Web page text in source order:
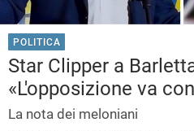
POLITICA
Star Clipper a
«L'opposizione va
La nota dei meloniani